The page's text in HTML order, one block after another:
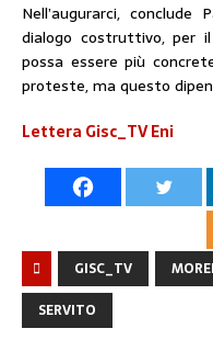
Nell’augurarci,
dialogo costruttivo, per
possa essere più
proteste, ma questo
Lettera Gisc_TV Eni
GISC_TV
SERVITO